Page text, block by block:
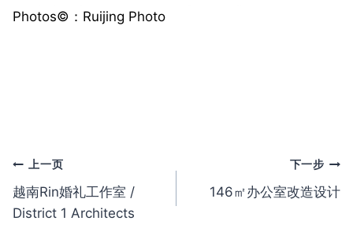
Photos©️：Ruijing Photo
文
章
上一页
越南Rin婚礼工作室 /
District 1 Architects
下一步
146㎡办公室改造设计